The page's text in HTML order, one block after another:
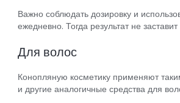
Важно соблюдать дозировку и
ежедневно. Тогда результат не
Для волос
Конопляную косметику применяют
и другие аналогичные средства для